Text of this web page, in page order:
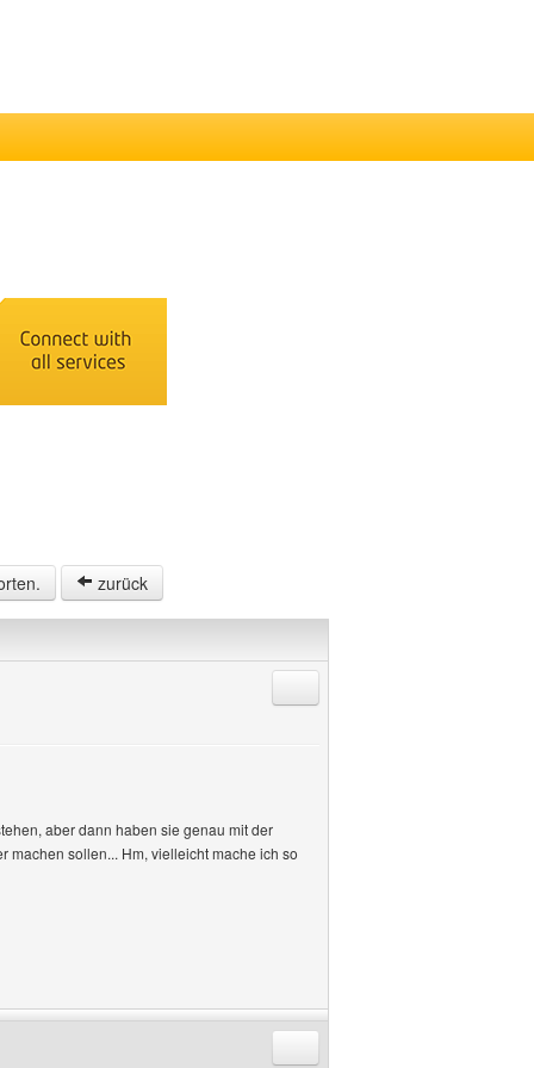
zurück
aber dann haben sie genau mit der
machen sollen... Hm, vielleicht mache ich so